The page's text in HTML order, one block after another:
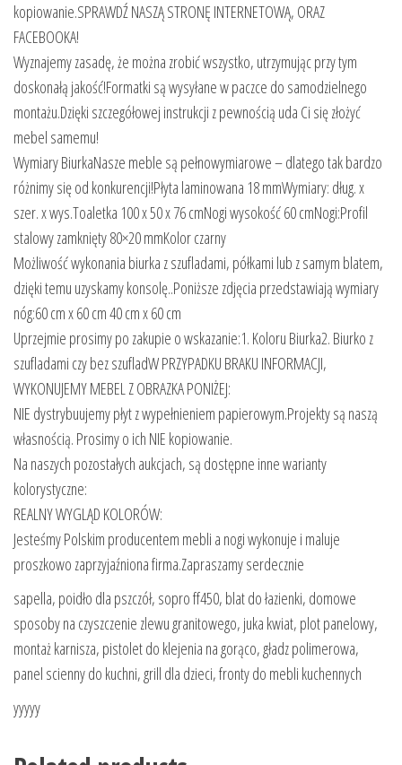
kopiowanie.SPRAWDŹ NASZĄ STRONĘ INTERNETOWĄ, ORAZ
FACEBOOKA!
Wyznajemy zasadę, że można zrobić wszystko, utrzymując przy tym
doskonałą jakość!Formatki są wysyłane w paczce do samodzielnego
montażu.Dzięki szczegółowej instrukcji z pewnością uda Ci się złożyć
mebel samemu!
Wymiary BiurkaNasze meble są pełnowymiarowe – dlatego tak bardzo
różnimy się od konkurencji!Płyta laminowana 18 mmWymiary: dług. x
szer. x wys.Toaletka 100 x 50 x 76 cmNogi wysokość 60 cmNogi:Profil
stalowy zamknięty 80×20 mmKolor czarny
Możliwość wykonania biurka z szufladami, półkami lub z samym blatem,
dzięki temu uzyskamy konsolę..Poniższe zdjęcia przedstawiają wymiary
nóg:60 cm x 60 cm 40 cm x 60 cm
Uprzejmie prosimy po zakupie o wskazanie:1. Koloru Biurka2. Biurko z
szufladami czy bez szufladW PRZYPADKU BRAKU INFORMACJI,
WYKONUJEMY MEBEL Z OBRAZKA PONIŻEJ:
NIE dystrybuujemy płyt z wypełnieniem papierowym.Projekty są naszą
własnością. Prosimy o ich NIE kopiowanie.
Na naszych pozostałych aukcjach, są dostępne inne warianty
kolorystyczne:
REALNY WYGLĄD KOLORÓW:
Jesteśmy Polskim producentem mebli a nogi wykonuje i maluje
proszkowo zaprzyjaźniona firma.Zapraszamy serdecznie
sapella, poidło dla pszczół, sopro ff450, blat do łazienki, domowe
sposoby na czyszczenie zlewu granitowego, juka kwiat, plot panelowy,
montaż karnisza, pistolet do klejenia na gorąco, gładz polimerowa,
panel scienny do kuchni, grill dla dzieci, fronty do mebli kuchennych
yyyyy